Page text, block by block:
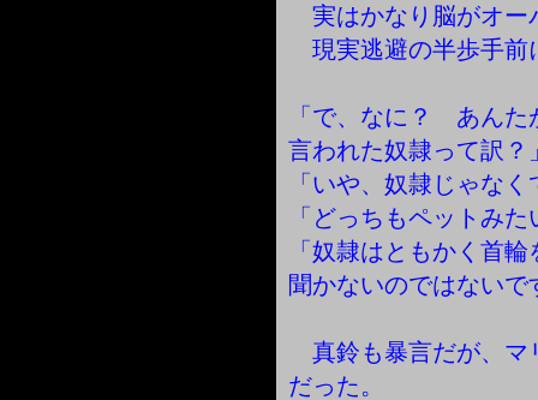
実はかなり脳がオー
現実逃避の半歩手前
「で、なに？ あんた
言われた奴隷って訳？
「いや、奴隷じゃな
「どっちもペットみ
「奴隷はともかく首
聞かないのではないで
真鈴も暴言だが、マ
だった。